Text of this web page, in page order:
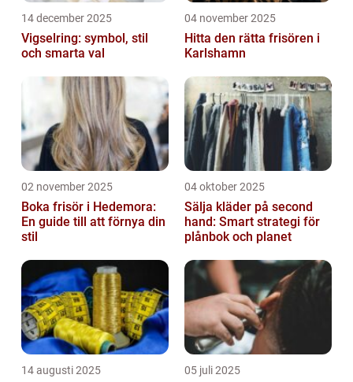
14 december 2025
Vigselring: symbol, stil
och smarta val
04 november 2025
Hitta den rätta frisören i
Karlshamn
02 november 2025
Boka frisör i Hedemora:
En guide till att förnya din
stil
04 oktober 2025
Sälja kläder på second
hand: Smart strategi för
plånbok och planet
14 augusti 2025 05 juli 2025